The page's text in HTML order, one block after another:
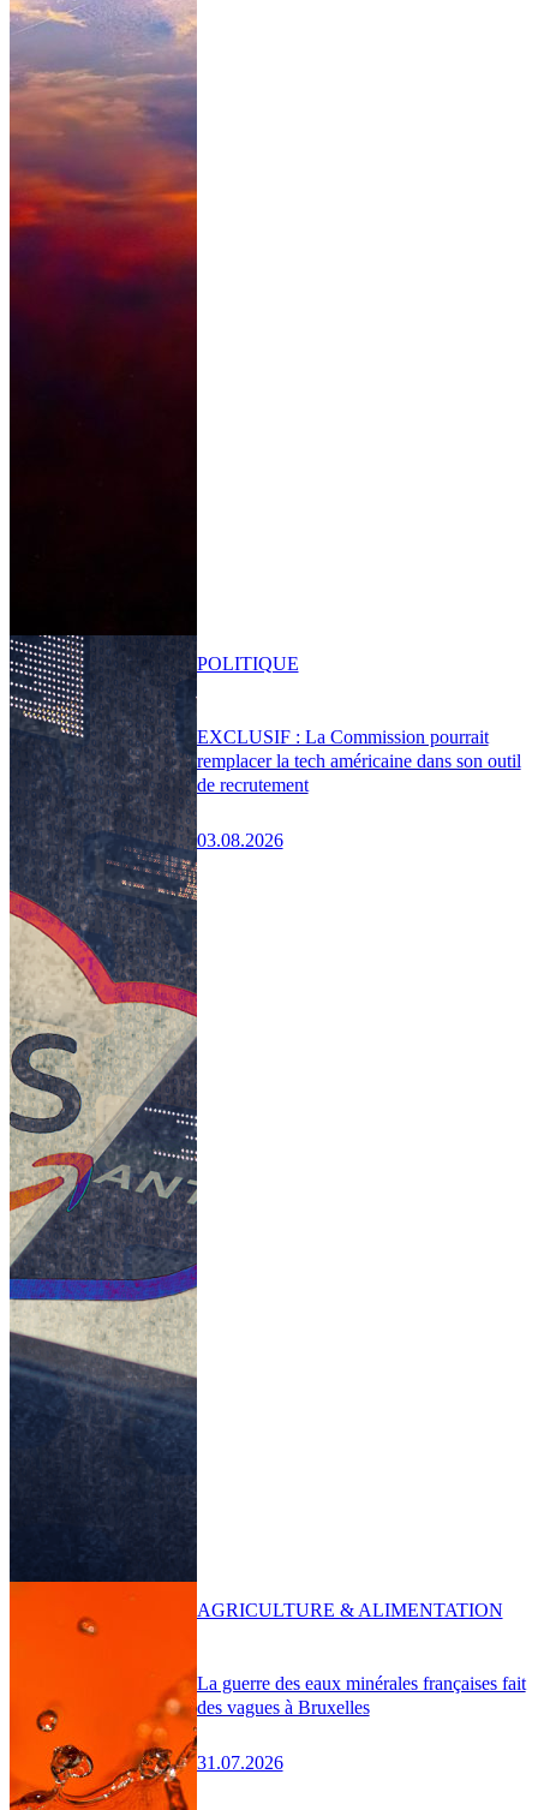
EXCLUSIF : La Commission pourrait
remplacer la tech américaine dans son outil
de recrutement
03.08.2026
POLITIQUE
La guerre des eaux minérales françaises fait
des vagues à Bruxelles
31.07.2026
AGRICULTURE & ALIMENTATION